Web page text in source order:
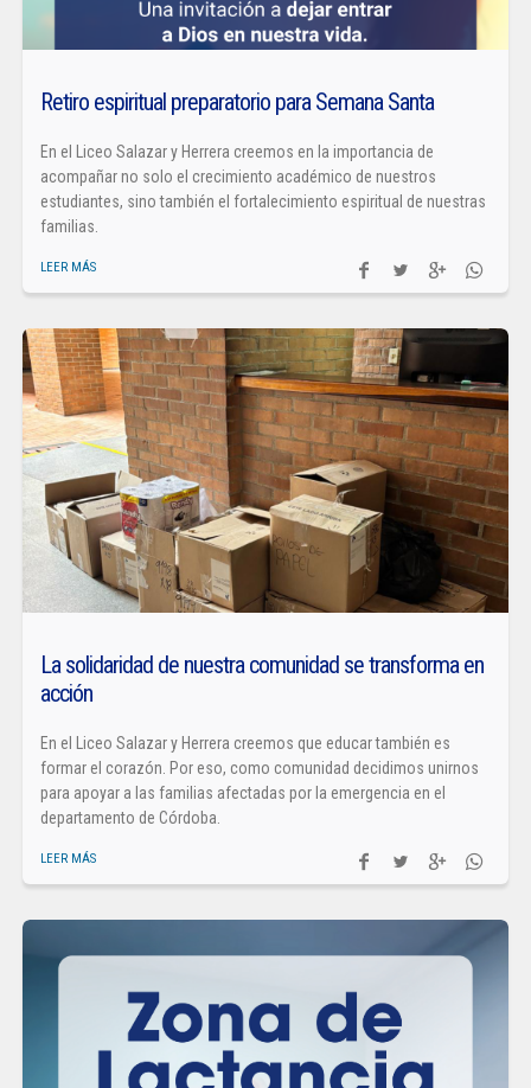
Retiro espiritual preparatorio para Semana Santa
En el Liceo Salazar y Herrera creemos en la importancia de
acompañar no solo el crecimiento académico de nuestros
estudiantes, sino también el fortalecimiento espiritual de nuestras
familias.
LEER MÁS
La solidaridad de nuestra comunidad se transforma en
acción
En el Liceo Salazar y Herrera creemos que educar también es
formar el corazón. Por eso, como comunidad decidimos unirnos
para apoyar a las familias afectadas por la emergencia en el
departamento de Córdoba.
LEER MÁS